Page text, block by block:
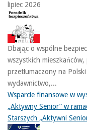
lipiec 2026
Dbając o wspólne
wszystkich
przetłumaczony na
wydawnictwo,...
Wsparcie finansowe w
„Aktywny Senior” w
Starszych „Aktywni